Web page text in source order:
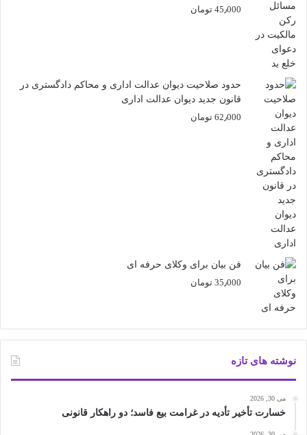
45٫000 تومان
حدود صلاحیت دیوان عدالت اداری و محاکم دادگستری در
قانون جدید دیوان عدالت اداری
62٫000 تومان
فن بیان برای وکلای حرفه ای
35٫000 تومان
نوشته های تازه
می 30, 2026
خسارت تأخیر تأدیه در غرامت بیع فاسد؛ دو راهکار قانونی